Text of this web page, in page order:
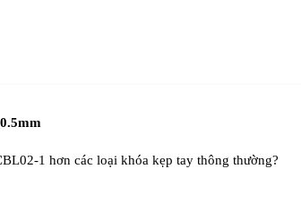
1 hơn các loại khóa kẹp tay thông thường?